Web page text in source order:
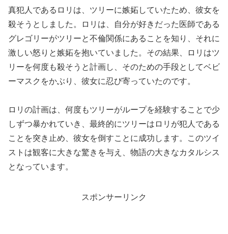
真犯人であるロリは、ツリーに嫉妬していたため、彼女を
殺そうとしました。ロリは、自分が好きだった医師である
グレゴリーがツリーと不倫関係にあることを知り、それに
激しい怒りと嫉妬を抱いていました。その結果、ロリはツ
リーを何度も殺そうと計画し、そのための手段としてベビ
ーマスクをかぶり、彼女に忍び寄っていたのです。
ロリの計画は、何度もツリーがループを経験することで少
しずつ暴かれていき、最終的にツリーはロリが犯人である
ことを突き止め、彼女を倒すことに成功します。このツイ
ストは観客に大きな驚きを与え、物語の大きなカタルシス
となっています。
スポンサーリンク